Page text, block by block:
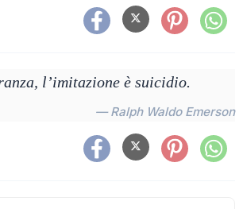
l’imitazione è suicidio.
— Ralph Waldo Emerson